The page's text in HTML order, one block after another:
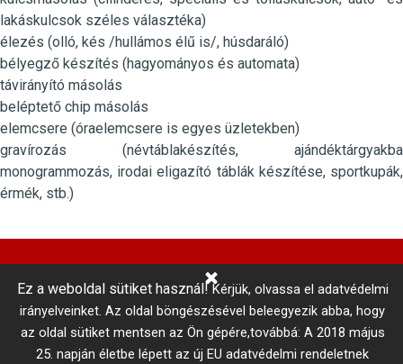
lakáskulcsok széles választéka)
élezés (olló, kés /hullámos élű is/, húsdaráló)
bélyegző készítés (hagyományos és automata)
távirányító másolás
beléptető chip másolás
elemcsere (óraelemcsere is egyes üzletekben)
gravírozás (névtáblakészítés, ajándéktárgyakba
monogrammozás, irodai eligazító táblák készítése, sportkupák,
érmék, stb.)
Adatkezelési tájékoztató
Vállalási szabályzat
telefonszám: +36 1 866 3300 # 3206
Ez a weboldal sütiket használ!Kérjük, olvassa el adatvédelmi
irányelveinket. Az oldal böngészésével beleegyezik abba, hogy
az oldal sütiket mentsen az Ön gépére,továbbá: A 2018 május
25. napján életbe lépett az új EU adatvédelmi rendeletnek